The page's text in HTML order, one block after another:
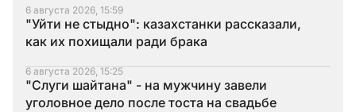
6 августа 2026, 15:59
"Уйти не стыдно": казахстанки рассказали,
как их похищали ради брака
6 августа 2026, 15:25
"Слуги шайтана" - на мужчину завели
уголовное дело после тоста на свадьбе